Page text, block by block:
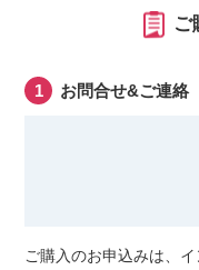
ご
お問合せ&ご連絡
ご購入のお申込みは、